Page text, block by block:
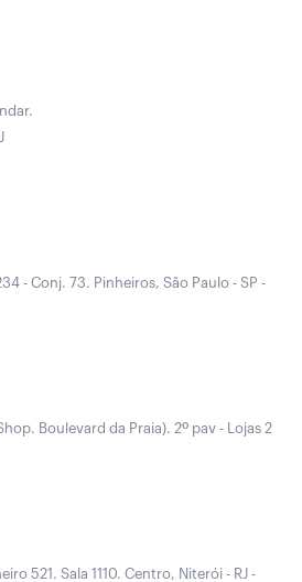
- Conj. 73. Pinheiros, São Paulo - SP -
Boulevard da Praia). 2º pav - Lojas 2
521. Sala 1110. Centro, Niterói - RJ -